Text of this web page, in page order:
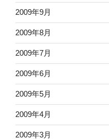
2009年9月
2009年8月
2009年7月
2009年6月
2009年5月
2009年4月
2009年3月